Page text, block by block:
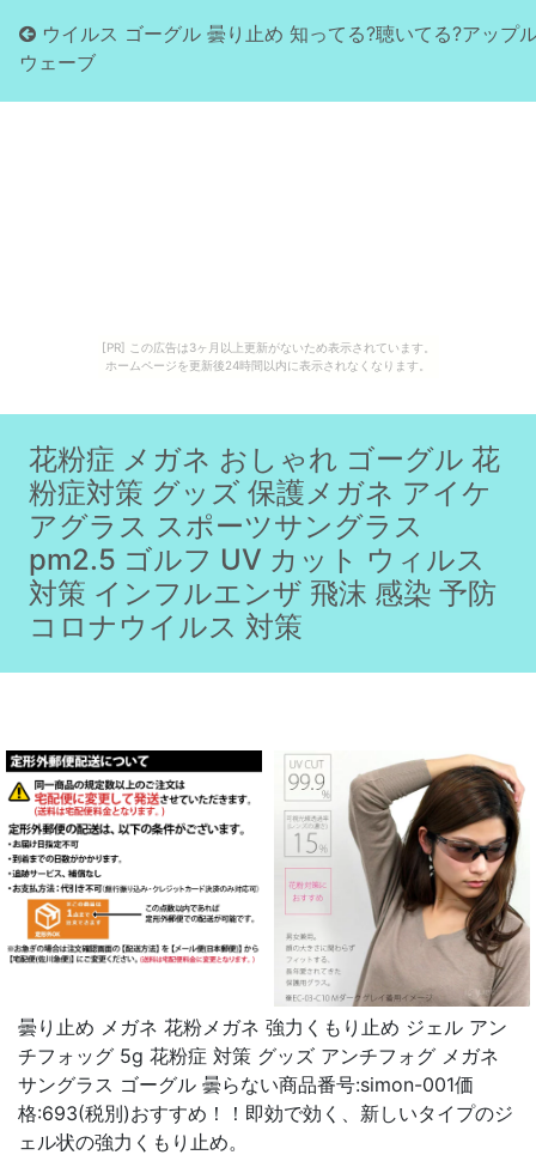
[PR] この広告は3ヶ月以上更新がないため表示されています。
ホームページを更新後24時間以内に表示されなくなります。
ウイルス ゴーグル 曇り止め 知ってる?聴いてる?アップ
ウェーブ
花粉症 メガネ おしゃれ ゴーグル 花
粉症対策 グッズ 保護メガネ アイケ
アグラス スポーツサングラス
pm2.5 ゴルフ UV カット ウィルス
対策 インフルエンザ 飛沫 感染 予防
コロナウイルス 対策
曇り止め メガネ 花粉メガネ 強力くもり止め ジェル アン
チフォッグ 5g 花粉症 対策 グッズ アンチフォグ メガネ
サングラス ゴーグル 曇らない商品番号:simon-001価
格:693(税別)おすすめ！！即効で効く、新しいタイプのジ
ェル状の強力くもり止め。